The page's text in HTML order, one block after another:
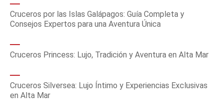
Cruceros por las Islas Galápagos: Guía Completa y
Consejos Expertos para una Aventura Única
Cruceros Princess: Lujo, Tradición y Aventura en Alta Mar
Cruceros Silversea: Lujo Íntimo y Experiencias Exclusivas
en Alta Mar